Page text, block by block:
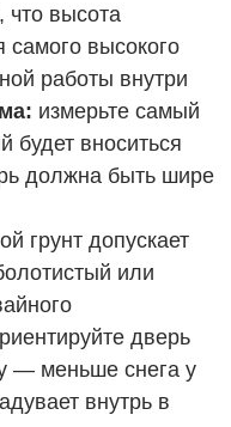
что высота
самого высокого
работы внутри
измерьте самый
будет вноситься
должна быть шире
грунт допускает
или
дверь
— меньше снега у
внутрь в